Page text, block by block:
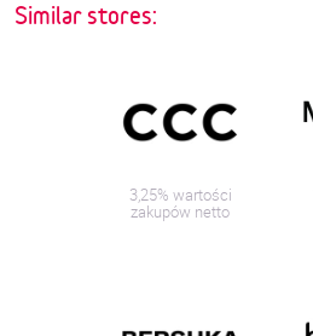
Similar stores:
3,25% wartości
zakupów netto